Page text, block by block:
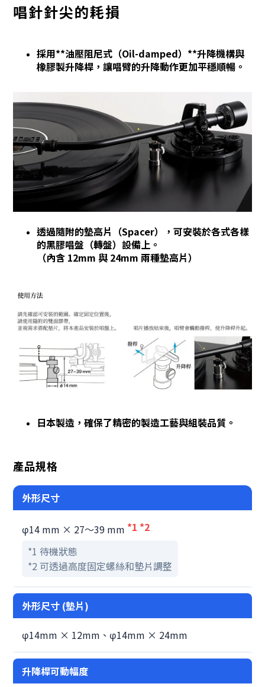
唱針針尖的耗損
採用**油壓阻尼式（Oil-damped）**升降機構與
橡膠製升降桿，讓唱臂的升降動作更加平穩順暢。
透過隨附的墊高片（Spacer），可安裝於各式各樣
的黑膠唱盤（轉盤）設備上。
（內含 12mm 與 24mm 兩種墊高片）
日本製造，確保了精密的製造工藝與組裝品質。
產品規格
外形尺寸
φ14 mm × 27～39 mm *1 *2
*1 待機狀態
*2 可透過高度固定螺絲和墊片調整
外形尺寸 (墊片)
φ14mm × 12mm、φ14mm × 24mm
升降桿可動幅度